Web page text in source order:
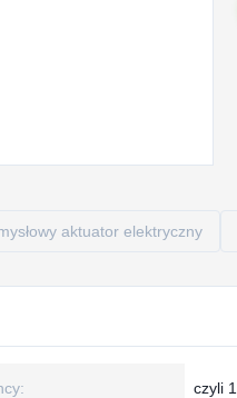
aktuator elektryczny
czyli 1